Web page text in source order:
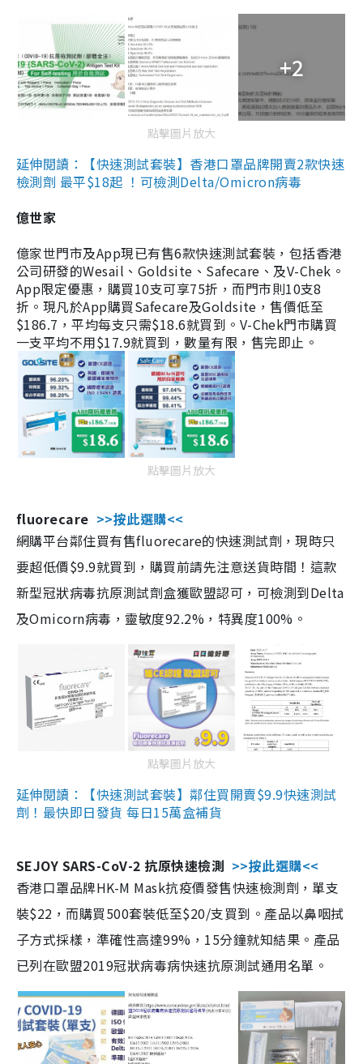
+2
點擊圖片放大
延伸閱讀：【快速測試套裝】香港口罩品牌開賣2款快速
檢測劑 最平$18起 ！可檢測Delta/Omicron病毒
億世家
億家世門市及App現已有售6款快速測試套裝，包括香港
公司研發的Wesail、Goldsite、Safecare、及V-Chek。
App限定優惠，購買10支可享75折，而門市則10支8
折。現凡於App購買Safecare及Goldsite，售價低至
$186.7，平均每支只需$18.6就買到。V-Chek門市購買
一支平均不用$17.9就買到，數量有限，售完即止。
點擊圖片放大
fluorecare >>按此選購<<
網購平台鄰住買有售fluorecare的快速測試劑，現時只
要超低價$9.9就買到，購買前請先注意送貨時間！這款
新型冠狀病毒抗原測試劑盒獲歐盟認可，可檢測到Delta
及Omicorn病毒，靈敏度92.2%，特異度100%。
點擊圖片放大
延伸閱讀：【快速測試套裝】鄰住買開賣$9.9快速測試
劑！最快即日發貨 每日15萬盒補貨
SEJOY SARS-CoV-2 抗原快速檢測 >>按此選購<<
香港口罩品牌HK-M Mask抗疫價發售快速檢測劑，單支
裝$22，而購買500套裝低至$20/支買到。產品以鼻咽拭
子方式採樣，準確性高達99%，15分鐘就知結果。產品
已列在歐盟2019冠狀病毒病快速抗原測試通用名單。